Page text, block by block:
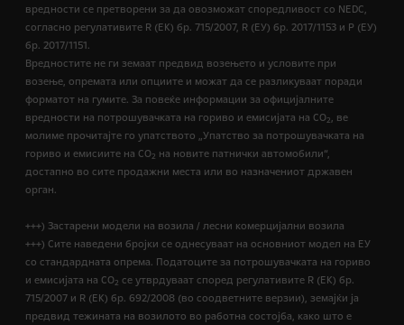
вредности се претворени за да овозможат споредливост со NEDC,
согласно регулативите R (EК) бр. 715/2007, R (ЕУ) бр. 2017/1153 и Р (ЕУ)
бр. 2017/1151.
Вредностите не ги земаат предвид возењето и условите при
возење, опремата или опциите и можат да се разликуваат поради
форматот на гумите. За повеќе информации за официјалните
вредности на потрошувачката на гориво и емисијата на CO2, ве
молиме прочитајте го упатството „Упатство за потрошувачката на
гориво и емисиите на CO2 на новите патнички автомобили“,
достапно во сите продажни места или во назначениот државен
орган.
+++) Застарени модели на возила / лесни комерцијални возила
+++) Сите наведени бројки се однесуваат на основниот модел на ЕУ
со стандардната опрема. Податоците за потрошувачката на гориво
и емисијата на СО2 се утврдуваат според регулативите R (ЕК) бр.
715/2007 и R (ЕК) бр. 692/2008 (во соодветните верзии), земајќи ја
предвид тежината на возилото во работна состојба, како што е